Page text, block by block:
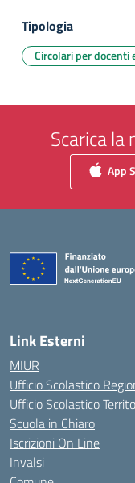
Tipologia
Circolari per docenti
Scarica
App
Link Esterni
MIUR
Ufficio Scolastico
Ufficio Scolastico
Scuola in Chiaro
Iscrizioni On Line
Invalsi